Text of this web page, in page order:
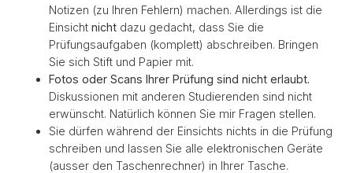
Notizen (zu Ihren Fehlern) machen. Allerdings ist die
Einsicht nicht dazu gedacht, dass Sie die
Prüfungsaufgaben (komplett) abschreiben. Bringen
Sie sich Stift und Papier mit.
Fotos oder Scans Ihrer Prüfung sind nicht erlaubt.
Diskussionen mit anderen Studierenden sind nicht
erwünscht. Natürlich können Sie mir Fragen stellen.
Sie dürfen während der Einsichts nichts in die Prüfung
schreiben und lassen Sie alle elektronischen Geräte
(ausser den Taschenrechner) in Ihrer Tasche.